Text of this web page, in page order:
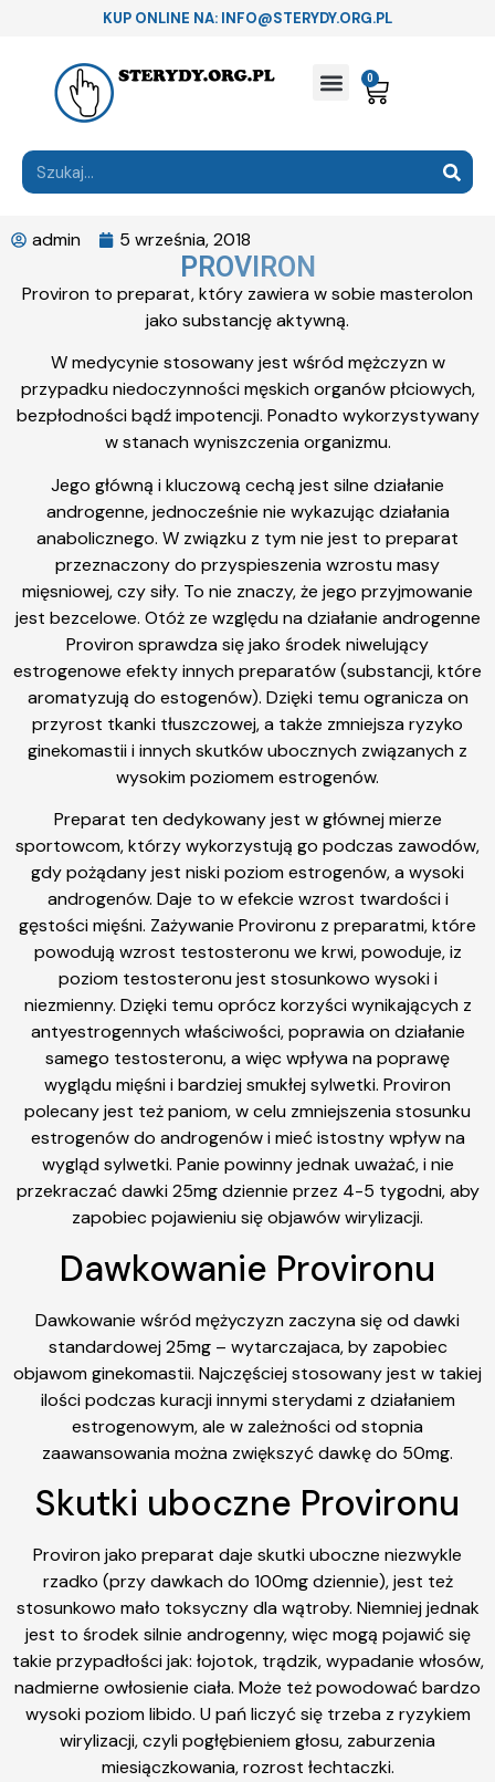
KUP ONLINE NA: INFO@STERYDY.ORG.PL
0
admin 5 września, 2018
PROVIRON
Proviron to preparat, który zawiera w sobie masterolon
jako substancję aktywną.
W medycynie stosowany jest wśród mężczyzn w
przypadku niedoczynności męskich organów płciowych,
bezpłodności bądź impotencji. Ponadto wykorzystywany
w stanach wyniszczenia organizmu.
Jego główną i kluczową cechą jest silne działanie
androgenne, jednocześnie nie wykazując działania
anabolicznego. W związku z tym nie jest to preparat
przeznaczony do przyspieszenia wzrostu masy
mięsniowej, czy siły. To nie znaczy, że jego przyjmowanie
jest bezcelowe. Otóż ze względu na działanie androgenne
Proviron sprawdza się jako środek niwelujący
estrogenowe efekty innych preparatów (substancji, które
aromatyzują do estogenów). Dzięki temu ogranicza on
przyrost tkanki tłuszczowej, a także zmniejsza ryzyko
ginekomastii i innych skutków ubocznych związanych z
wysokim poziomem estrogenów.
Preparat ten dedykowany jest w głównej mierze
sportowcom, którzy wykorzystują go podczas zawodów,
gdy pożądany jest niski poziom estrogenów, a wysoki
androgenów. Daje to w efekcie wzrost twardości i
gęstości mięśni. Zażywanie Provironu z preparatmi, które
powodują wzrost testosteronu we krwi, powoduje, iz
poziom testosteronu jest stosunkowo wysoki i
niezmienny. Dzięki temu oprócz korzyści wynikających z
antyestrogennych właściwości, poprawia on działanie
samego testosteronu, a więc wpływa na poprawę
wyglądu mięśni i bardziej smukłej sylwetki. Proviron
polecany jest też paniom, w celu zmniejszenia stosunku
estrogenów do androgenów i mieć istostny wpływ na
wygląd sylwetki. Panie powinny jednak uważać, i nie
przekraczać dawki 25mg dziennie przez 4-5 tygodni, aby
zapobiec pojawieniu się objawów wirylizacji.
Dawkowanie Provironu
Dawkowanie wśród mężyczyzn zaczyna się od dawki
standardowej 25mg – wytarczajaca, by zapobiec
objawom ginekomastii. Najczęściej stosowany jest w takiej
ilości podczas kuracji innymi sterydami z działaniem
estrogenowym, ale w zależności od stopnia
zaawansowania można zwiększyć dawkę do 50mg.
Skutki uboczne Provironu
Proviron jako preparat daje skutki uboczne niezwykle
rzadko (przy dawkach do 100mg dziennie), jest też
stosunkowo mało toksyczny dla wątroby. Niemniej jednak
jest to środek silnie androgenny, więc mogą pojawić się
takie przypadłości jak: łojotok, trądzik, wypadanie włosów,
nadmierne owłosienie ciała. Może też powodować bardzo
wysoki poziom libido. U pań liczyć się trzeba z ryzykiem
wirylizacji, czyli pogłębieniem głosu, zaburzenia
miesiączkowania, rozrost łechtaczki.